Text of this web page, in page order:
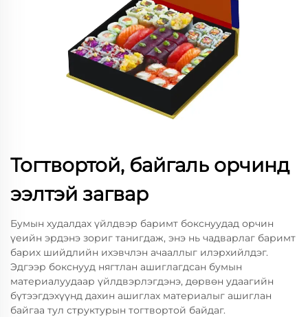
Тогтвортой, байгаль орчинд
ээлтэй загвар
Бумын худалдах үйлдвэр баримт бокснуудад орчин
үеийн эрдэнэ зориг танигдаж, энэ нь чадварлаг баримт
барих шийдлийн ихэвчлэн ачааллыг илэрхийлдэг.
Эдгээр бокснууд нягтлан ашиглагдсан бумын
материалуудаар үйлдвэрлэгдэнэ, дөрвөн удаагийн
бүтээгдэхүүнд дахин ашиглах материалыг ашиглан
байгаа тул структурын тогтвортой байдаг.